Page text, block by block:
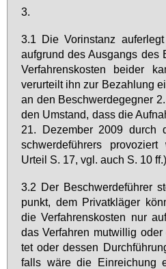
3.
3.1 Die Vor­in­stanz
auf­grund des Aus­gangs des
Ver­fah­rens­kos­ten bei­der
ver­ur­teilt ihn zur Be­zah­lung
an den Be­schwer­de­geg­ner
den Um­stand, dass die
21. De­zem­ber 2009
schwer­de­füh­rers pro­vo­ziert
Ur­teil S. 17, vgl. auch S. 10 ff.).
3.2 Der Be­schwer­de­füh­rer
punkt, dem Pri­vat­klä­ger
die Ver­fah­rens­kos­ten nur
das Ver­fah­ren mut­wil­lig
tet oder des­sen
falls wä­re die Ein­rei­chung